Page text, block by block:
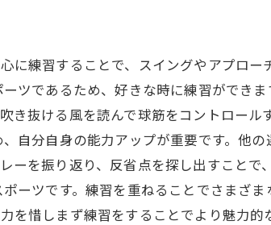
に練習することで、スイングやアプロー
ツであるため、好きな時に練習ができま
き抜ける風を読んで球筋をコントロール
自分自身の能力アップが重要です。他
ーを振り返り、反省点を探し出すことで
ーツです。練習を重ねることでさまざ
を惜しまず練習をすることでより魅力的